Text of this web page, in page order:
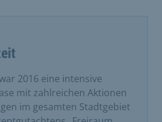
2016 eine intensive
mit zahlreichen Aktionen
im gesamten Stadtgebiet